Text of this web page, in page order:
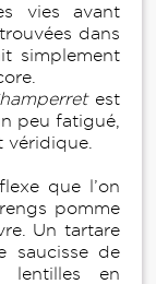
vies avant
dans
simplement
est
peu fatigué,
véridique.
que l’on
pomme
Un tartare
saucisse de
lentilles en